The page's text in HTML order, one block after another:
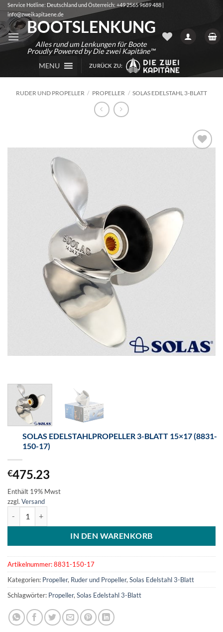
Zum
Inhalt
springen
Service Hotline: Deutschland und Österreich: +49 2565 9689 488 |
info@zweikapitaene.de
BOOTSLENKUNG
Alles rund um Lenkungen für Boote
Proudly Powered by Die zwei Kapitäne™
MENU
ZURÜCK ZU:
RUDER UND PROPELLER / PROPELLER / SOLAS EDELSTAHL 3-BLATT
SOLAS EDELSTAHLPROPELLER 3-BLATT 15×17 (8831-
150-17)
€475.23
Enthält 19% Mwst
zzgl. Versand
IN DEN WARENKORB
Artikelnummer:8831-150-17
Kategorien: Propeller, Ruder und Propeller, Solas Edelstahl 3-Blatt
Schlagwörter: Propeller, Solas Edelstahl 3-Blatt